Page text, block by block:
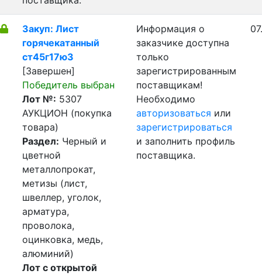
Закуп: Лист
горячекатанный
ст45г17ю3
[Завершен]
Победитель выбран
Лот №: 5307
АУКЦИОН (покупка
товара)
Раздел: Черный и
цветной
металлопрокат,
метизы (лист,
швеллер, уголок,
арматура,
проволока,
оцинковка, медь,
алюминий)
Лот с открытой
Информация о
заказчике доступна
только
зарегистрированным
поставщикам!
Необходимо
авторизоваться или
зарегистрироваться
и заполнить профиль
поставщика.